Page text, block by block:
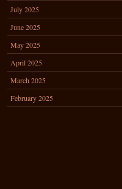
July 2025
June 2025
May 2025
April 2025
March 2025
February 2025